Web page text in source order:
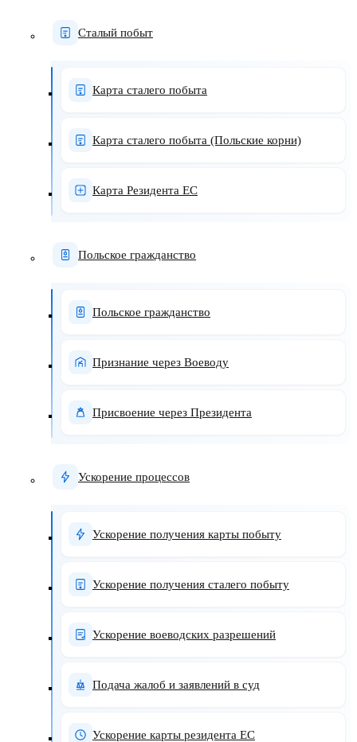
Сталый побыт
Карта сталего побыта
Карта сталего побыта (Польские корни)
Карта Резидента ЕС
Польское гражданство
Польское гражданство
Признание через Воеводу
Присвоение через Президента
Ускорение процессов
Ускорение получения карты побыту
Ускорение получения сталего побыту
Ускорение воеводских разрешений
Подача жалоб и заявлений в суд
Ускорение карты резидента ЕС